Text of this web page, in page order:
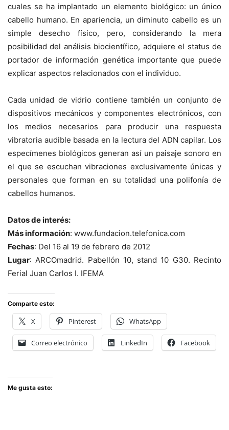
cuales se ha implantado un elemento biológico: un único
cabello humano. En apariencia, un diminuto cabello es un
simple desecho físico, pero, considerando la mera
posibilidad del análisis biocientífico, adquiere el status de
portador de información genética importante que puede
explicar aspectos relacionados con el individuo.
Cada unidad de vidrio contiene también un conjunto de
dispositivos mecánicos y componentes electrónicos, con
los medios necesarios para producir una respuesta
vibratoria audible basada en la lectura del ADN capilar. Los
especímenes biológicos generan así un paisaje sonoro en
el que se escuchan vibraciones exclusivamente únicas y
personales que forman en su totalidad una polifonía de
cabellos humanos.
Datos de interés:
Más información: www.fundacion.telefonica.com
Fechas: Del 16 al 19 de febrero de 2012
Lugar: ARCOmadrid. Pabellón 10, stand 10 G30. Recinto
Ferial Juan Carlos I. IFEMA
Comparte esto:
X Pinterest WhatsApp
Correo electrónico LinkedIn Facebook
Me gusta esto: